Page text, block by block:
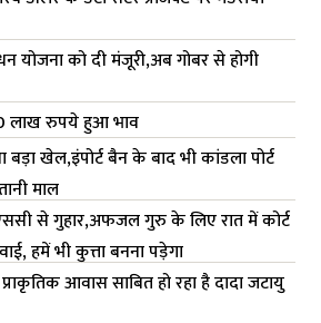
योजना को दी मंजूरी,अब गोबर से होगी
लाख रुपये हुआ भाव
बड़ा खेल,इंपोर्ट बैन के बाद भी कांडला पोर्ट
माल
से गुहार,अफजल गुरु के लिए रात में कोर्ट
हमें भी कुत्ता बनना पड़ेगा
आवास साबित हो रहा है दादा जटायु